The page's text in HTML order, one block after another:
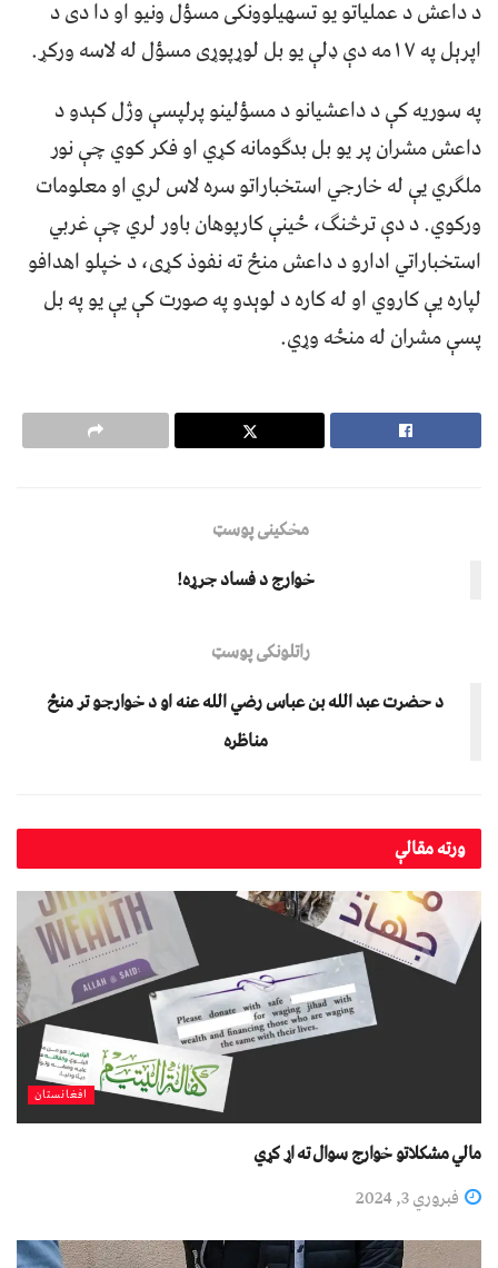
د داعش د عملیاتو یو تسهیلوونکی مسؤل ونیو او دا دی د
اپرېل په ۱۷مه دې ډلې یو بل لوړپوړی مسؤل له لاسه ورکړ.
په سوریه کې د داعشیانو د مسؤلینو پرلپسې وژل کېدو د
داعش مشران پر یو بل بدګومانه کړي او فکر کوي چې نور
ملګري یې له خارجي استخباراتو سره لاس لري او معلومات
ورکوي. د دې ترڅنګ، ځینې کارپوهان باور لري چې غربي
استخباراتي ادارو د داعش منځ ته نفوذ کړی، د خپلو اهدافو
لپاره یې کاروي او له کاره د لوېدو په صورت کې یې یو په بل
پسې مشران له منځه وړي.
مخکینی پوسټ
خوارج د فساد جرړه!
راتلونکی پوسټ
د حضرت عبد الله بن عباس رضي الله عنه او د خوارجو تر منځ
مناظره
ورتهمقالې
افغانستان
مالي مشکلاتو خوارج سوال ته اړ کړي
فبروري 3, 2024